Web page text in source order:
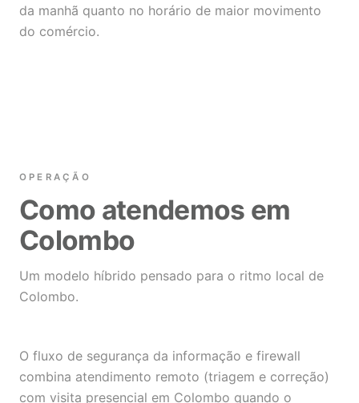
da manhã quanto no horário de maior movimento
do comércio.
OPERAÇÃO
Como atendemos em
Colombo
Um modelo híbrido pensado para o ritmo local de
Colombo.
O fluxo de segurança da informação e firewall
combina atendimento remoto (triagem e correção)
com visita presencial em Colombo quando o